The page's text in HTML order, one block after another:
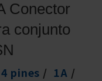
Conector
conjunto
4 pines
1A